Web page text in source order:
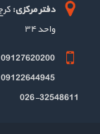
دفتر مرکزی:
واحد ۳۴
09127620200
09122644945
026-32548611